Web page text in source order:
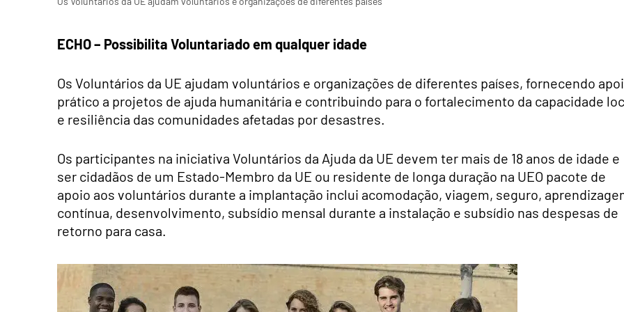
ECHO – Possibilita Voluntariado em qualquer idade
Os Voluntários da UE ajudam voluntários e organizações de diferentes países, fornecendo
prático a projetos de ajuda humanitária e contribuindo para o fortalecimento da capacidade
e resiliência das comunidades afetadas por desastres.
Os participantes na iniciativa Voluntários da Ajuda da UE devem ter mais de 18 anos de idade e
ser cidadãos de um Estado-Membro da UE ou residente de longa duração na UEO pacote de
apoio aos voluntários durante a implantação inclui acomodação, viagem, seguro,
contínua, desenvolvimento, subsídio mensal durante a instalação e subsídio nas despesas de
retorno para casa.